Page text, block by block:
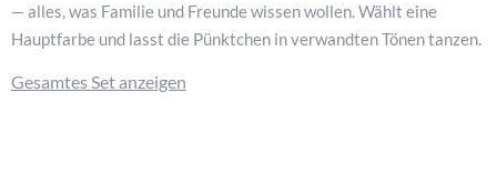
— alles, was Familie und Freunde wissen wollen. Wählt eine
Hauptfarbe und lasst die Pünktchen in verwandten Tönen tanzen.
Gesamtes Set anzeigen